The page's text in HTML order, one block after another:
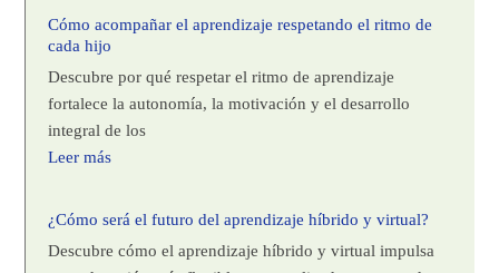
Cómo acompañar el aprendizaje respetando el ritmo de
cada hijo
Descubre por qué respetar el ritmo de aprendizaje
fortalece la autonomía, la motivación y el desarrollo
integral de los
Leer más
¿Cómo será el futuro del aprendizaje híbrido y virtual?
Descubre cómo el aprendizaje híbrido y virtual impulsa